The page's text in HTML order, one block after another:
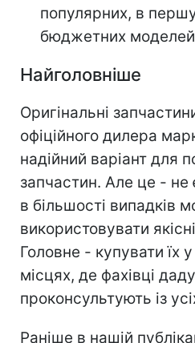
популярних, в
бюджетних моделей
Найголовніше
Оригінальні
офіційного дилера
надійний варіант для
запчастин. Але це - не
в більшості випадків
використовувати
Головне - купувати їх
місцях, де фахівці
проконсультують із
Раніше в нашій